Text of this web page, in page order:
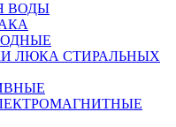
ВОДЫ
ЛЮКА СТИРАЛЬНЫХ